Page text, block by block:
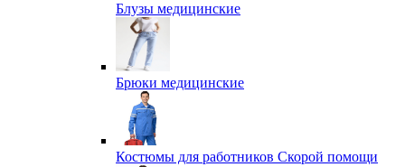
Блузы медицинские
Брюки медицинские
Костюмы для работников Скорой помощи